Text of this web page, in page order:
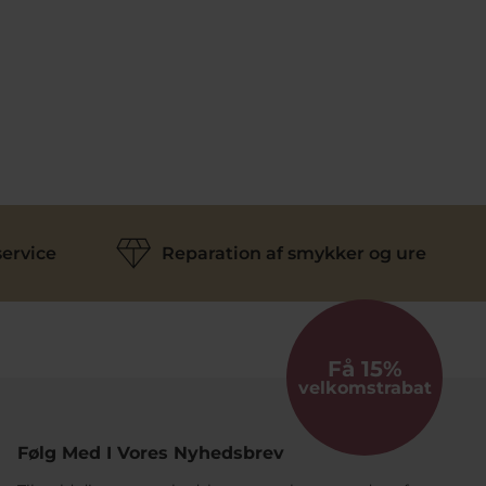
Reparation af smykker og ure
Få 15%
velkomstrabat
Følg Med I Vores Nyhedsbrev